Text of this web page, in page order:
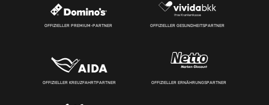
OFFIZIELLER PREMIUM-PARTNER OFFIZIELLER GESUNDHEITSPARTNER
OFFIZIELLER KREUZFAHRTPARTNER OFFIZIELLER ERNÄHRUNGSPARTNER